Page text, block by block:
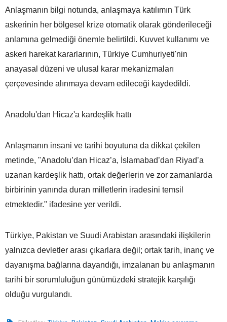
Anlaşmanın bilgi notunda, anlaşmaya katılımın Türk
askerinin her bölgesel krize otomatik olarak gönderileceği
anlamına gelmediği önemle belirtildi. Kuvvet kullanımı ve
askeri harekat kararlarının, Türkiye Cumhuriyeti'nin
anayasal düzeni ve ulusal karar mekanizmaları
çerçevesinde alınmaya devam edileceği kaydedildi.
Anadolu'dan Hicaz'a kardeşlik hattı
Anlaşmanın insani ve tarihi boyutuna da dikkat çekilen
metinde, "Anadolu’dan Hicaz’a, İslamabad’dan Riyad’a
uzanan kardeşlik hattı, ortak değerlerin ve zor zamanlarda
birbirinin yanında duran milletlerin iradesini temsil
etmektedir." ifadesine yer verildi.
Türkiye, Pakistan ve Suudi Arabistan arasındaki ilişkilerin
yalnızca devletler arası çıkarlara değil; ortak tarih, inanç ve
dayanışma bağlarına dayandığı, imzalanan bu anlaşmanın
tarihi bir sorumluluğun günümüzdeki stratejik karşılığı
olduğu vurgulandı.